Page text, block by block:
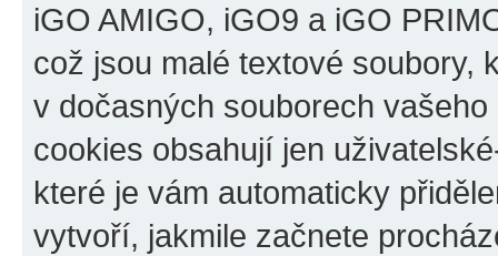
iGO AMIGO, iGO9 a iGO
což jsou malé textové soubory,
v dočasných souborech
cookies obsahují jen
které je vám automaticky
vytvoří, jakmile začnete